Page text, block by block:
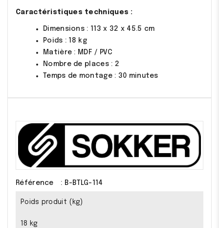
Caractéristiques techniques :
Dimensions : 113 x 32 x 45.5 cm
Poids : 18 kg
Matière : MDF / PVC
Nombre de places : 2
Temps de montage : 30 minutes
Référence : B-BTLG-114
Poids produit (kg)
18 kg